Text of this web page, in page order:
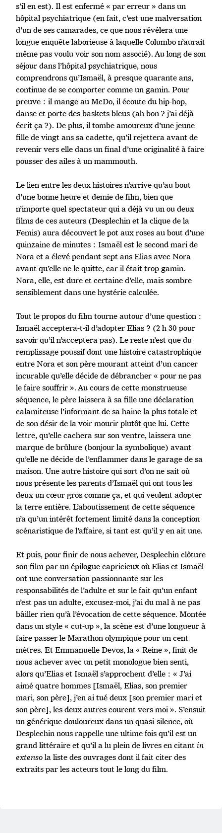
s’il en est). Il est enfermé « par erreur » dans un
hôpital psychiatrique (en fait, c’est une malversation
d’un de ses camarades, ce que nous révélera une
longue enquête laborieuse à laquelle Columbo n’aurait
même pas voulu voir son nom associé). Au long de son
séjour dans l’hôpital psychiatrique, nous
comprendrons qu’Ismaël, à presque quarante ans,
continue de se comporter comme un gamin. Pour
preuve : il mange au McDo, il écoute du hip-hop,
danse et porte des baskets bleus (ah bon ? j’ai déjà
écrit ça ?). De plus, il tombe amoureux d’une jeune
fille de vingt ans sa cadette, qu’il rejettera avant de
revenir vers elle dans un final d’une originalité à faire
pousser des ailes à un mammouth.
Le lien entre les deux histoires n’arrive qu’au bout
d’une bonne heure et demie de film, bien que
n’importe quel spectateur qui a déjà vu un ou deux
films de ces auteurs (Desplechin et la clique de la
Femis) aura découvert le pot aux roses au bout d’une
quinzaine de minutes : Ismaël est le second mari de
Nora et a élevé pendant sept ans Elias avec Nora
avant qu’elle ne le quitte, car il était trop gamin.
Nora, elle, est dure et certaine d’elle, mais sombre
sensiblement dans une hystérie calculée.
Tout le propos du film tourne autour d’une question :
Ismaël acceptera-t-il d’adopter Elias ? (2 h 30 pour
savoir qu’il n’acceptera pas). Le reste n’est que du
remplissage poussif dont une histoire catastrophique
entre Nora et son père mourant atteint d’un cancer
incurable qu’elle décide de débrancher « pour ne pas
le faire souffrir ». Au cours de cette monstrueuse
séquence, le père laissera à sa fille une déclaration
calamiteuse l’informant de sa haine la plus totale et
de son désir de la voir mourir plutôt que lui. Cette
lettre, qu’elle cachera sur son ventre, laissera une
marque de brûlure (bonjour la symbolique) avant
qu’elle ne décide de l’enflammer dans le garage de sa
maison. Une autre histoire qui sort d’on ne sait où
nous présente les parents d’Ismaël qui ont tous les
deux un cœur gros comme ça, et qui veulent adopter
la terre entière. L’aboutissement de cette séquence
n’a qu’un intérêt fortement limité dans la conception
scénaristique de l’affaire, si tant est qu’il y en ait une.
Et puis, pour finir de nous achever, Desplechin clôture
son film par un épilogue capricieux où Elias et Ismaël
ont une conversation passionnante sur les
responsabilités de l’adulte et sur le fait qu’un enfant
n’est pas un adulte, excusez-moi, j’ai du mal à ne pas
bâiller rien qu’à l’évocation de cette séquence. Montée
dans un style « cut-up », la scène est d’une longueur à
faire passer le Marathon olympique pour un cent
mètres. Et Emmanuelle Devos, la « Reine », finit de
nous achever avec un petit monologue bien senti,
alors qu’Elias et Ismaël s’approchent d’elle : « J’ai
aimé quatre hommes [Ismaël, Elias, son premier
mari, son père], j’en ai tué deux [son premier mari et
son père], les deux autres courent vers moi ». S’ensuit
un générique douloureux dans un quasi-silence, où
Desplechin nous rappelle une ultime fois qu’il est un
grand littéraire et qu’il a lu plein de livres en citantin
extensola liste des ouvrages dont il fait citer des
extraits par les acteurs tout le long du film.